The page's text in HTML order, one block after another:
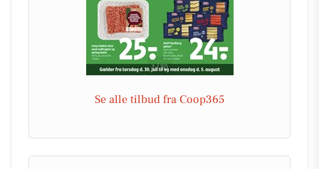
Se alle tilbud fra Coop365